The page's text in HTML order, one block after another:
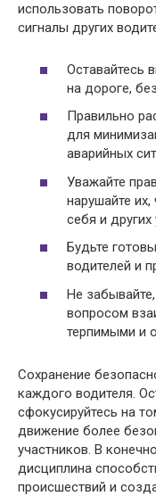
использовать
сигналы других
Оставайтесь
на дороге,
Правильно
для
аварийных
Уважайте
нарушайте
себя и других
Будьте
водителей и
Не
вопросом
терпимыми и
Сохранение
каждого водителя.
сфокусируйтесь на
движение более
участников. В
дисциплина
происшествий и